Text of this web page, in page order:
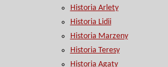
Historia Arlety
Historia Lidii
Historia Marzeny
Historia Teresy
Historia Agaty